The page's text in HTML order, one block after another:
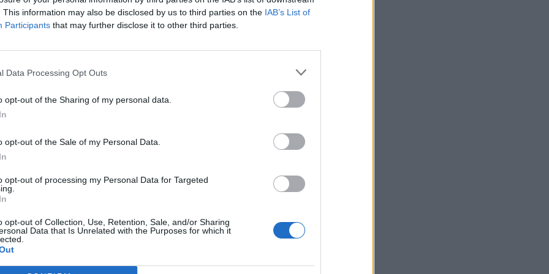
This information may also be disclosed by us to third parties on the IAB’s List of
Participants that may further disclose it to other third parties.
Data Processing Opt Outs
opt-out of the Sharing of my personal data.
opt-out of the Sale of my Personal Data.
opt-out of processing my Personal Data for Targeted
opt-out of Collection, Use, Retention, Sale, and/or Sharing
Data that Is Unrelated with the Purposes for which it
TF proporcionam um ajuste mais amplo na parte superior das
para baixo. Fabricadas com ganga CORDURA de 16 onças,
de movimentos, seja a conduzir a sua mota ou a caminhar até
numa cor ganga-escura, nos tamanhos 28 ao 38, com um
de
da REV’IT!
destaque